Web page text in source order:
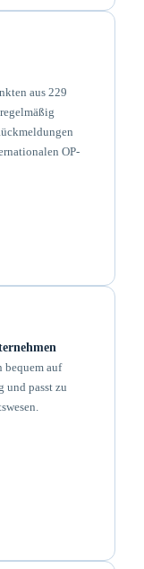
aus 229
OP-
bequem auf
und passt zu